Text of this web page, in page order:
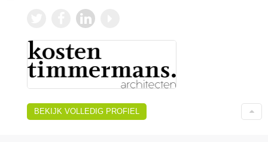
BEKIJK VOLLEDIG PROFIEL